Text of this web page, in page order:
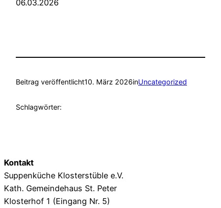
06.03.2026
Beitrag veröffentlicht10. März 2026inUncategorized
Schlagwörter:
Kontakt
Suppenküche Klosterstüble e.V.
Kath. Gemeindehaus St. Peter
Klosterhof 1 (Eingang Nr. 5)